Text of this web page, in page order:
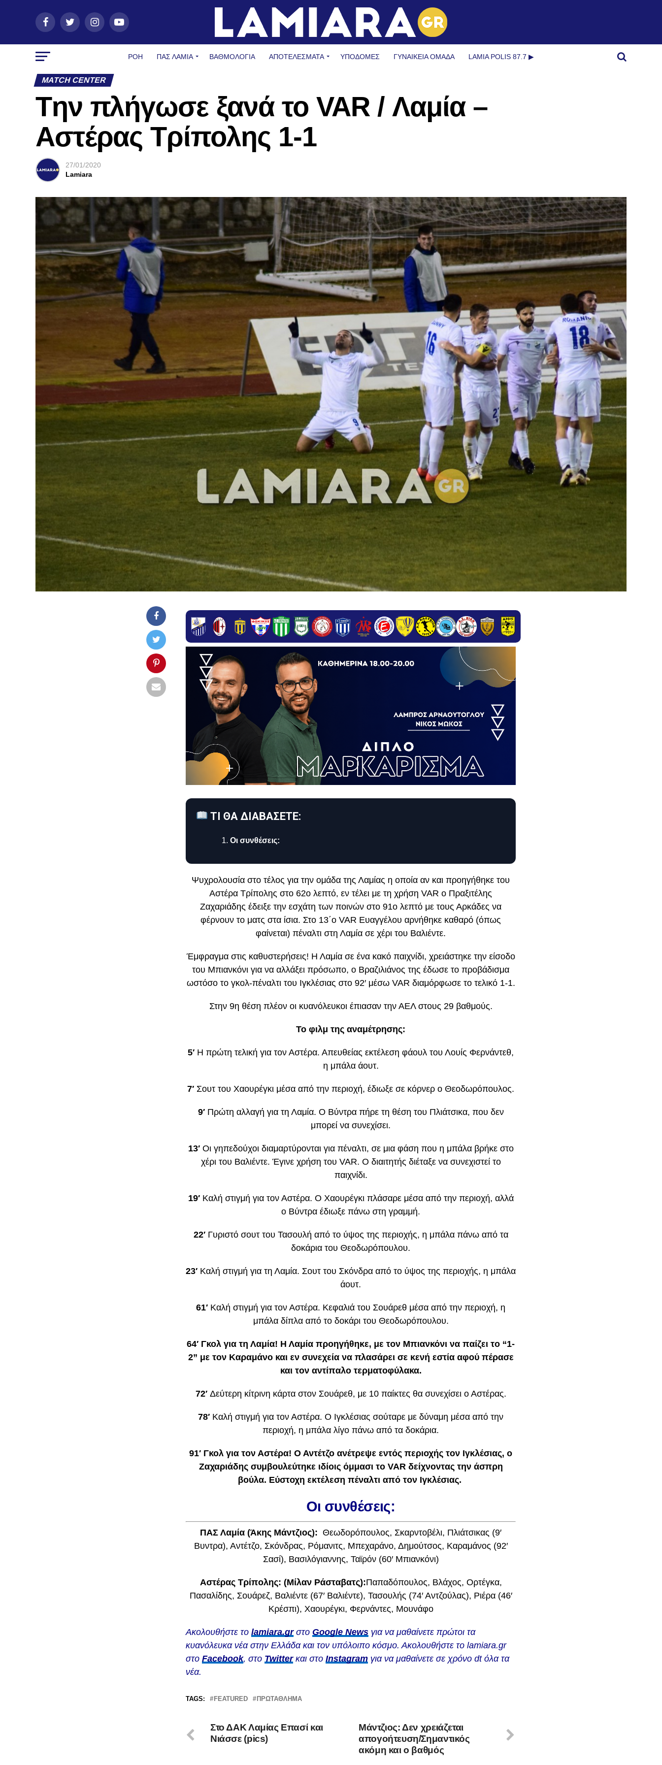
ΡΟΗ ΠΑΣ ΛΑΜΊΑ ΒΑΘΜΟΛΟΓΙΑ ΑΠΟΤΕΛΕΣΜΑΤΑ ΥΠΟΔΟΜΈΣ ΓΥΝΑΙΚΕΊΑ ΟΜΆΔΑ LAMIA POLIS 87.7 ▶︎
MATCH CENTER
Tην πλήγωσε ξανά το VAR / Λαμία –
Αστέρας Τρίπολης 1-1
27/01/2020
Lamiara
ΤΙ ΘΑ ΔΙΑΒΑΣΕΤΕ:
Oι συνθέσεις:
Ψυχρολουσία στο τέλος για την ομάδα της Λαμίας η οποία αν και προηγήθηκε του
Αστέρα Τρίπολης στο 62ο λεπτό, εν τέλει με τη χρήση VAR ο Πραξιτέλης
Ζαχαριάδης έδειξε την εσχάτη των ποινών στο 91ο λεπτό με τους Αρκάδες να
φέρνουν το ματς στα ίσια. Στο 13΄ο VAR Eυαγγέλου αρνήθηκε καθαρό (όπως
φαίνεται) πέναλτι στη Λαμία σε χέρι του Βαλιέντε.
Έμφραγμα στις καθυστερήσεις! Η Λαμία σε ένα κακό παιχνίδι, χρειάστηκε την είσοδο
του Μπιανκόνι για να αλλάξει πρόσωπο, ο Βραζιλιάνος της έδωσε το προβάδισμα
ωστόσο το γκολ-πέναλτι του Ιγκλέσιας στο 92′ μέσω VAR διαμόρφωσε το τελικό 1-1.
Στην 9η θέση πλέον οι κυανόλευκοι έπιασαν την ΑΕΛ στους 29 βαθμούς.
To φιλμ της αναμέτρησης:
5′ Η πρώτη τελική για τον Αστέρα. Απευθείας εκτέλεση φάουλ του Λουίς Φερνάντεθ,
η μπάλα άουτ.
7′ Σουτ του Χαουρέγκι μέσα από την περιοχή, έδιωξε σε κόρνερ ο Θεοδωρόπουλος.
9′ Πρώτη αλλαγή για τη Λαμία. Ο Βύντρα πήρε τη θέση του Πλιάτσικα, που δεν
μπορεί να συνεχίσει.
13′ Οι γηπεδούχοι διαμαρτύρονται για πέναλτι, σε μια φάση που η μπάλα βρήκε στο
χέρι του Βαλιέντε. Έγινε χρήση του VAR. Ο διαιτητής διέταξε να συνεχιστεί το
παιχνίδι.
19′ Καλή στιγμή για τον Αστέρα. Ο Χαουρέγκι πλάσαρε μέσα από την περιοχή, αλλά
ο Βύντρα έδιωξε πάνω στη γραμμή.
22′Γυριστό σουτ του Τασουλή από το ύψος της περιοχής, η μπάλα πάνω από τα
δοκάρια του Θεοδωρόπουλου.
23′ Καλή στιγμή για τη Λαμία. Σουτ του Σκόνδρα από το ύψος της περιοχής, η μπάλα
άουτ.
61′ Καλή στιγμή για τον Αστέρα. Κεφαλιά του Σουάρεθ μέσα από την περιοχή, η
μπάλα δίπλα από το δοκάρι του Θεοδωρόπουλου.
64′ Γκολ για τη Λαμία! Η Λαμία προηγήθηκε, με τον Μπιανκόνι να παίζει το “1-
2” με τον Καραμάνο και εν συνεχεία να πλασάρει σε κενή εστία αφού πέρασε
και τον αντίπαλο τερματοφύλακα.
72′ Δεύτερη κίτρινη κάρτα στον Σουάρεθ, με 10 παίκτες θα συνεχίσει ο Αστέρας.
78′ Καλή στιγμή για τον Αστέρα. Ο Ιγκλέσιας σούταρε με δύναμη μέσα από την
περιοχή, η μπάλα λίγο πάνω από τα δοκάρια.
91′ Γκολ για τον Αστέρα! Ο Αντέτζο ανέτρεψε εντός περιοχής τον Ιγκλέσιας, ο
Ζαχαριάδης συμβουλεύτηκε ιδίοις όμμασι το VAR δείχνοντας την άσπρη
βούλα. Εύστοχη εκτέλεση πέναλτι από τον Ιγκλέσιας.
Oι συνθέσεις:
ΠΑΣ Λαμία (Άκης Μάντζιος): Θεωδορόπουλος, Σκαρντοβέλι, Πλιάτσικας (9′
Bυντρα), Αντέτζο, Σκόνδρας, Ρόμανιτς, Μπεχαράνο, Δημούτσος, Καραμάνος (92′
Σασί), Βασιλόγιαννης, Ταϊρόν (60′ Μπιανκόνι)
Αστέρας Τρίπολης: (Μίλαν Ράσταβατς):Παπαδόπουλος, Βλάχος, Ορτέγκα,
Πασαλίδης, Σουάρεζ, Βαλιέντε (67′ Βαλιέντε), Τασουλής (74′ Αντζούλας), Ριέρα (46′
Κρέσπι), Χαουρέγκι, Φερνάντες, Μουνάφο
Ακολουθήστε το lamiara.grστο Google News για να μαθαίνετε πρώτοι τα
κυανόλευκα νέα στην Ελλάδα και τον υπόλοιπο κόσμο. Ακολουθήστε το lamiara.gr
στο Facebook, στο Twitterκαι στο Instagram για να μαθαίνετε σε χρόνο dt όλα τα
νέα.
TAGS: FEATURED ΠΡΩΤΆΘΛΗΜΑ
Μάντζιος: Δεν χρειάζεται
απογοήτευση/Σημαντικός
ακόμη και ο βαθμός
Στο ΔΑΚ Λαμίας Επασί και
Νιάσσε (pics)